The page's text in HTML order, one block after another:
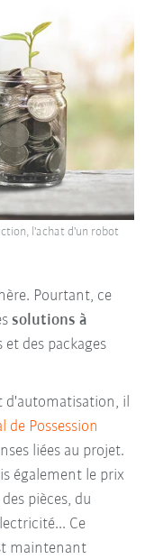
Pourtant, ce
solutions à
et des packages
d'automatisation, il
de Possession
liées au projet.
également le prix
pièces, du
Ce
maintenant
l'achat d'un robot